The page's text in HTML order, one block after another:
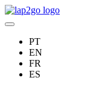
PT
EN
FR
ES